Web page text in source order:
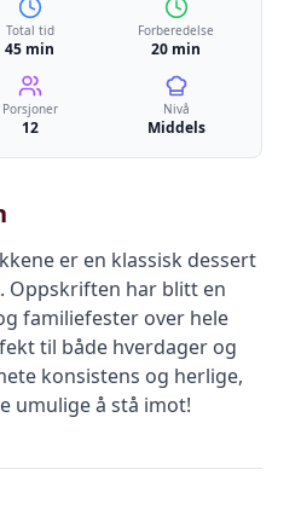
Total tid
45 min
Forberedelse
20 min
Porsjoner
12
Nivå
Middels
er en klassisk dessert
Oppskriften har blitt en
familiefester over hele
til både hverdager og
konsistens og herlige,
umulige å stå imot!